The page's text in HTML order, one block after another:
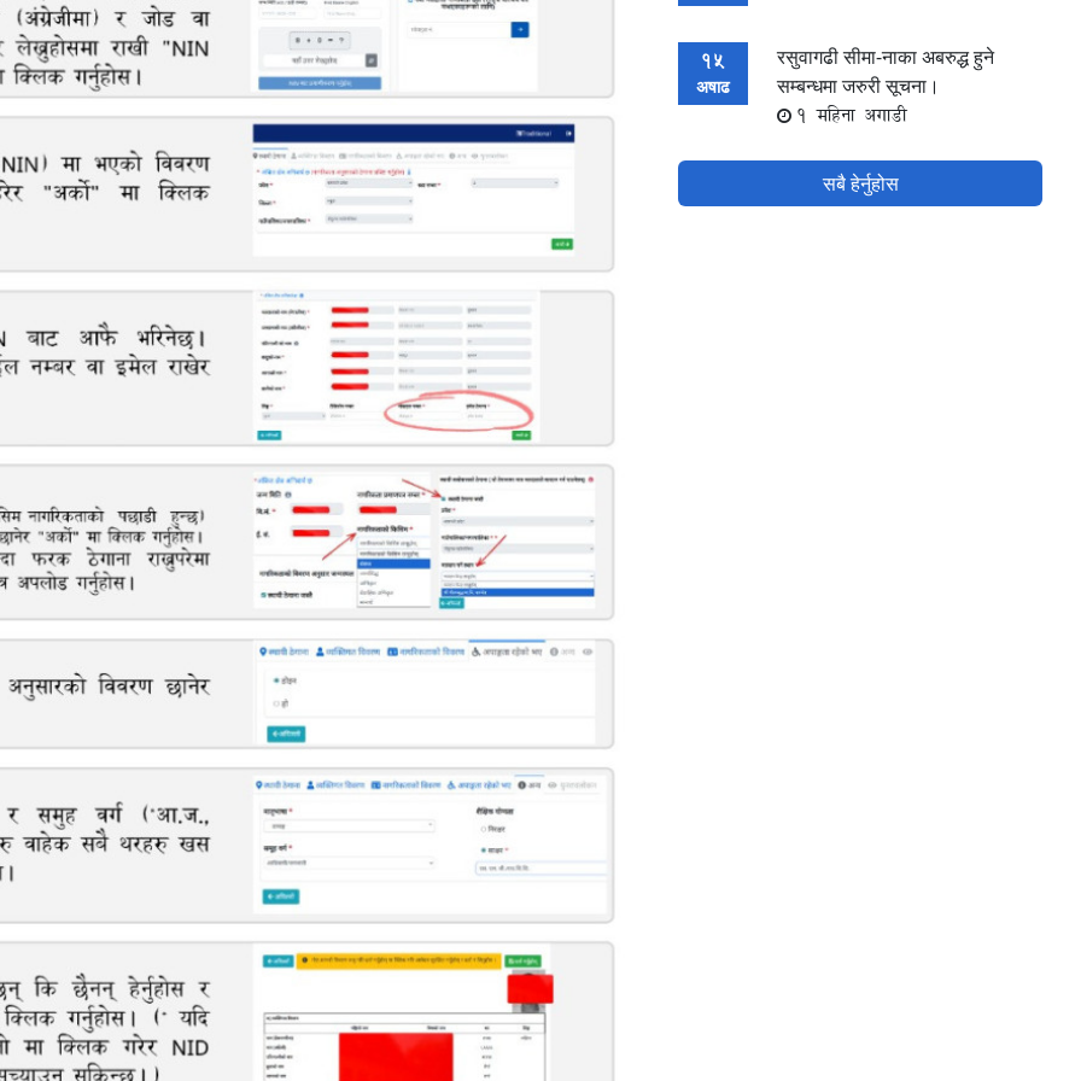
15
अषाढ
रसुवागढी सीमा-नाका अबरुद्ध हुने
सम्बन्धमा जरुरी सूचना।
1 महिना अगाडी
सबै हेर्नुहोस